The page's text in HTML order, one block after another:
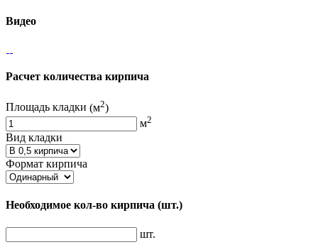
Видео
Расчет количества кирпича
Площадь кладки (м2)
м2
Вид кладки
Формат кирпича
Необходимое кол-во кирпича (шт.)
шт.